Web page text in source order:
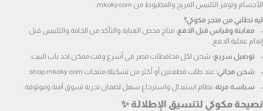
الأجسام وتوفر التلبيس المريح والمظبوط من mkokycom.
ليه تطلبي من متجر مكوكي؟
معاينة وقياس قبل الدفع:
إتمام عملية الدفع.
توصيل سريع: شحن لكل محافظات مصر في أسرع وقت ممكن لحد باب البيت.
شحن مجاني: عند طلب قطعتين أو أكثر من تشكيلة منتجات shop.mkoky.com.
سياسة مرنة: نظام استبدال واسترجاع سهل لضمان تجربة تسوق آمنة وموثوقة.
نصيحة مكوكي لتنسيق الإطلالة ✨